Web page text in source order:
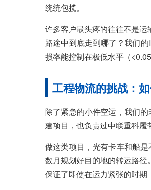
统统包揽。
许多客户最头疼的往往不是运
路途中到底走到哪了？我们
损率能控制在极低水平（
工程物流的挑战：
除了紧急的小件空运，我们的
建项目，也负责过中联重科履
做这类项目，光有卡车和船
数月规划好目的地的转运路
保证了即使在运力紧张的时期